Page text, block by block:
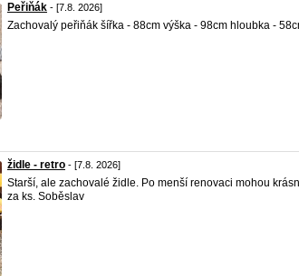
Peřiňák - [7.8. 2026]
Zachovalý peřiňák šířka - 88cm výška - 98cm hloubka -
židle - retro - [7.8. 2026]
Starší, ale zachovalé židle. Po menší renovaci mohou
za ks. Soběslav